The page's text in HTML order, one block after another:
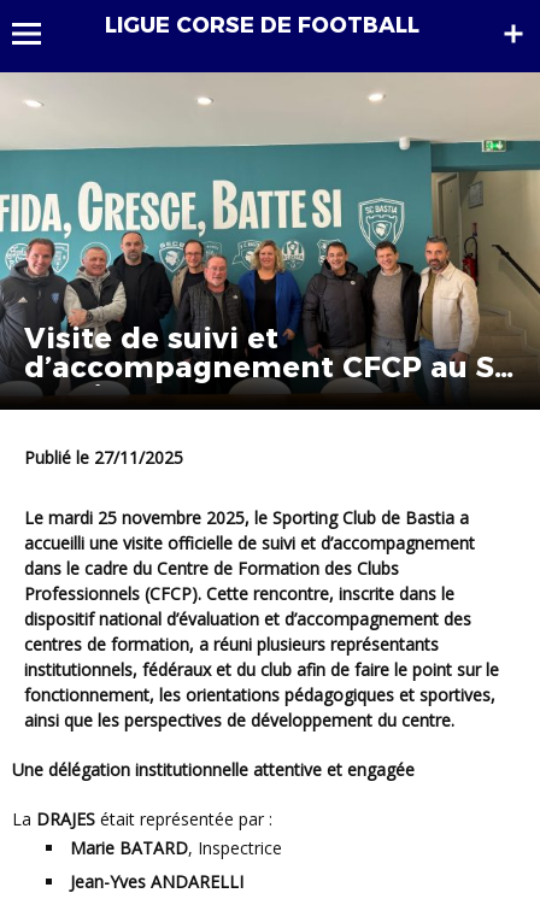
LIGUE CORSE DE FOOTBALL
Visite de suivi et
d’accompagnement CFCP au SC
Bastia
Publié le 27/11/2025
Le mardi 25 novembre 2025, le Sporting Club de Bastia a
accueilli une visite officielle de suivi et d’accompagnement
dans le cadre du Centre de Formation des Clubs
Professionnels (CFCP). Cette rencontre, inscrite dans le
dispositif national d’évaluation et d’accompagnement des
centres de formation, a réuni plusieurs représentants
institutionnels, fédéraux et du club afin de faire le point sur le
fonctionnement, les orientations pédagogiques et sportives,
ainsi que les perspectives de développement du centre.
Une délégation institutionnelle attentive et engagée
La DRAJES était représentée par :
Marie BATARD, Inspectrice
Jean-Yves ANDARELLI